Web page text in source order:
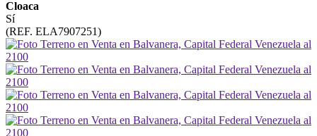
Cloaca
Sí
(REF. ELA7907251)